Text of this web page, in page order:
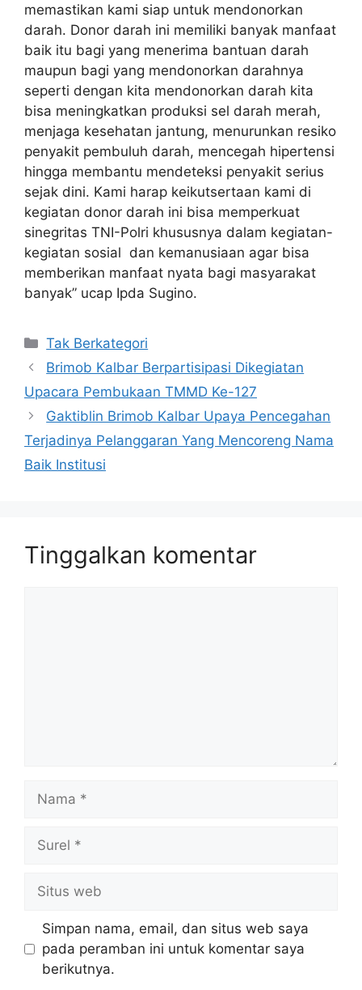
memastikan kami siap untuk mendonorkan
darah. Donor darah ini memiliki banyak manfaat
baik itu bagi yang menerima bantuan darah
maupun bagi yang mendonorkan darahnya
seperti dengan kita mendonorkan darah kita
bisa meningkatkan produksi sel darah merah,
menjaga kesehatan jantung, menurunkan resiko
penyakit pembuluh darah, mencegah hipertensi
hingga membantu mendeteksi penyakit serius
sejak dini. Kami harap keikutsertaan kami di
kegiatan donor darah ini bisa memperkuat
sinegritas TNI-Polri khususnya dalam kegiatan-
kegiatan sosial dan kemanusiaan agar bisa
memberikan manfaat nyata bagi masyarakat
banyak” ucap Ipda Sugino.
Kategori
Tak Berkategori
Brimob Kalbar Berpartisipasi Dikegiatan
Upacara Pembukaan TMMD Ke-127
Gaktiblin Brimob Kalbar Upaya Pencegahan
Terjadinya Pelanggaran Yang Mencoreng Nama
Baik Institusi
Tinggalkan komentar
web
Simpan nama, email, dan situs web saya
pada peramban ini untuk komentar saya
berikutnya.